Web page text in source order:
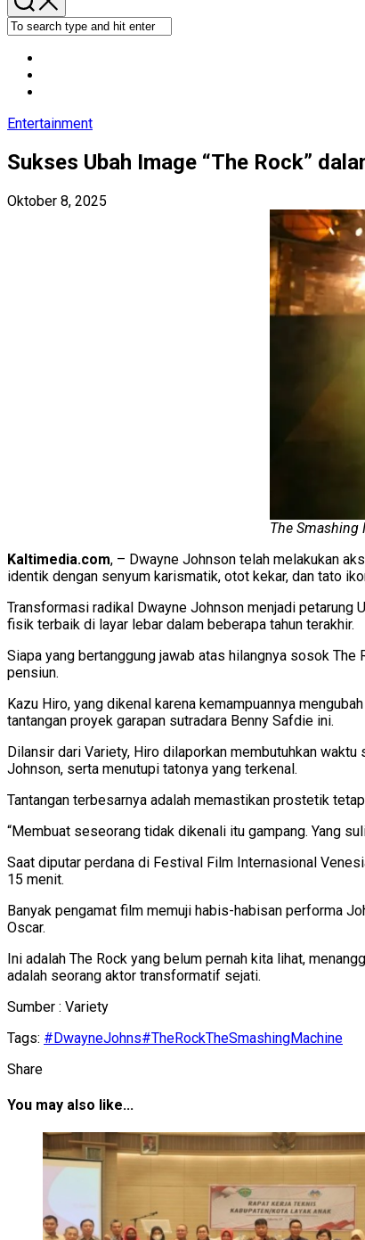
Entertainment
Sukses Ubah Image “The Rock”
Oktober 8, 2025
The Smashing
Kaltimedia.com, – Dwayne Johnson telah melakukan
identik dengan senyum karismatik, otot kekar, dan tato
Transformasi radikal Dwayne Johnson menjadi
fisik terbaik di layar lebar dalam beberapa tahun terakhir.
Siapa yang bertanggung jawab atas hilangnya sosok
pensiun.
Kazu Hiro, yang dikenal karena kemampuannya
tantangan proyek garapan sutradara Benny Safdie ini.
Dilansir dari Variety, Hiro dilaporkan membutuhkan
Johnson, serta menutupi tatonya yang terkenal.
Tantangan terbesarnya adalah memastikan prostetik
“Membuat seseorang tidak dikenali itu gampang. Yang
Saat diputar perdana di Festival Film Internasional
15 menit.
Banyak pengamat film memuji habis-habisan performa
Oscar.
Ini adalah The Rock yang belum pernah kita lihat,
adalah seorang aktor transformatif sejati.
Sumber : Variety
Tags: #DwayneJohns#TheRockTheSmashingMachine
Share
You may also like...